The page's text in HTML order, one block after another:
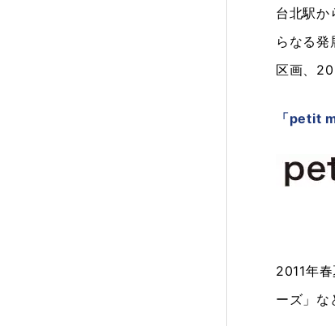
台北駅か
らなる
区画、
「petit
2011年
ーズ」な